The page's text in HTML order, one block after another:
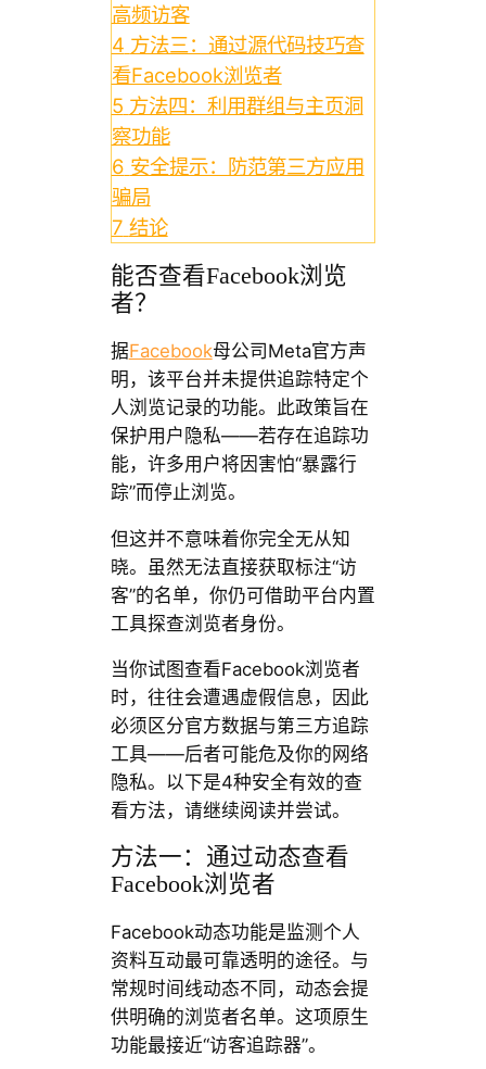
高频访客
4 方法三：通过源代码技巧查
看Facebook浏览者
5 方法四：利用群组与主页洞
察功能
6 安全提示：防范第三方应用
骗局
7 结论
能否查看Facebook浏览
者？
据Facebook母公司Meta官方声
明，该平台并未提供追踪特定个
人浏览记录的功能。此政策旨在
保护用户隐私——若存在追踪功
能，许多用户将因害怕“暴露行
踪”而停止浏览。
但这并不意味着你完全无从知
晓。虽然无法直接获取标注“访
客”的名单，你仍可借助平台内置
工具探查浏览者身份。
当你试图查看Facebook浏览者
时，往往会遭遇虚假信息，因此
必须区分官方数据与第三方追踪
工具——后者可能危及你的网络
隐私。以下是4种安全有效的查
看方法，请继续阅读并尝试。
方法一：通过动态查看
Facebook浏览者
Facebook动态功能是监测个人
资料互动最可靠透明的途径。与
常规时间线动态不同，动态会提
供明确的浏览者名单。这项原生
功能最接近“访客追踪器”。